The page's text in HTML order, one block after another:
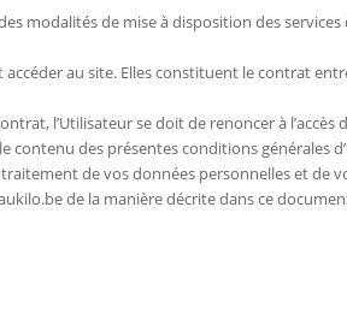
modalités de mise à disposition des
au site. Elles constituent le contrat
l’Utilisateur se doit de renoncer à l’accès
des présentes conditions générales
de vos données personnelles et de
de la manière décrite dans ce